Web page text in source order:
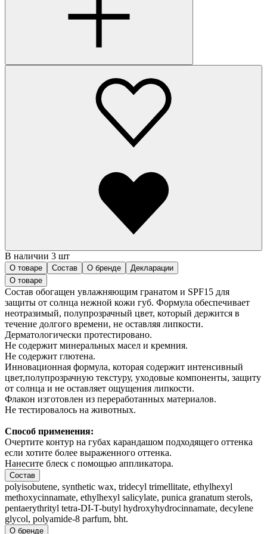
В наличии 3 шт
О товаре Состав О бренде
Декларации
О товаре
Состав обогащен увлажняющим гранатом и SPF15 для
защиты от солнца нежной кожи губ. Формула обеспечивает
неотразимый, полупрозрачный цвет, который держится в
течение долгого времени, не оставляя липкости.
Дерматологически протестировано.
Не содержит минеральных масел и кремния.
Не содержит глютена.
Инновационная формула, которая содержит интенсивный
цвет,полупрозрачную текстуру, уходовые компоненты, защиту
от солнца и не оставляет ощущения липкости.
Флакон изготовлен из переработанных материалов.
Не тестировалось на животных.
Способ применения:
Очертите контур на губах карандашом подходящего оттенка
если хотите более выраженного оттенка.
Нанесите блеск с помощью аппликатора.
Состав
polyisobutene, synthetic wax, tridecyl trimellitate, ethylhexyl
methoxycinnamate, ethylhexyl salicylate, punica granatum sterols,
pentaerythrityl tetra-DI-T-butyl hydroxyhydrocinnamate, decylene
glycol, polyamide-8 parfum, bht.
О бренде